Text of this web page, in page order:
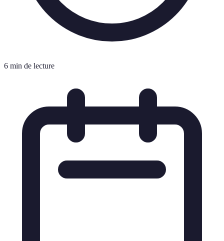
6 min de lecture